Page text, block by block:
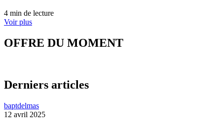
4 min de lecture
Voir plus
OFFRE DU MOMENT
Derniers articles
baptdelmas
12 avril 2025